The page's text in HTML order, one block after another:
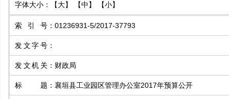
字体大小： 【大】 【中】 【小】
索引号 ： 01236931-5/2017-37793
发文字号 ：
发文机关 ： 财政局
标题 ： 襄垣县工业园区管理办公室2017年预算公开